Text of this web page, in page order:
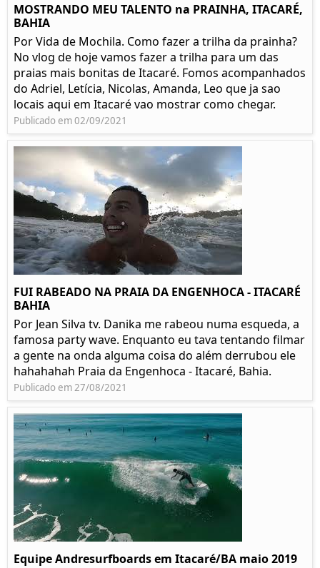
MOSTRANDO MEU TALENTO na PRAINHA, ITACARÉ,
BAHIA
Por Vida de Mochila. Como fazer a trilha da prainha?
No vlog de hoje vamos fazer a trilha para um das
praias mais bonitas de Itacaré. Fomos acompanhados
do Adriel, Letícia, Nicolas, Amanda, Leo que ja sao
locais aqui em Itacaré vao mostrar como chegar.
Publicado em 02/09/2021
FUI RABEADO NA PRAIA DA ENGENHOCA - ITACARÉ
BAHIA
Por Jean Silva tv. Danika me rabeou numa esqueda, a
famosa party wave. Enquanto eu tava tentando filmar
a gente na onda alguma coisa do além derrubou ele
hahahahah Praia da Engenhoca - Itacaré, Bahia.
Publicado em 27/08/2021
Equipe Andresurfboards em Itacaré/BA maio 2019